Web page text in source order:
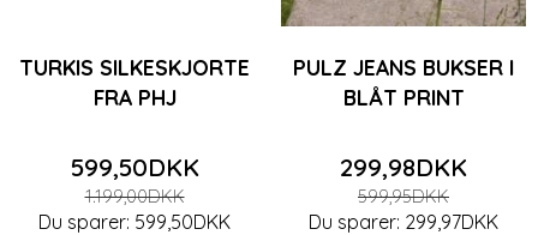
TURKIS SILKESKJORTE
FRA PHJ
599,50DKK
1.199,00DKK
Du sparer: 599,50DKK
PULZ JEANS BUKSER I
BLÅT PRINT
299,98DKK
599,95DKK
Du sparer: 299,97DKK